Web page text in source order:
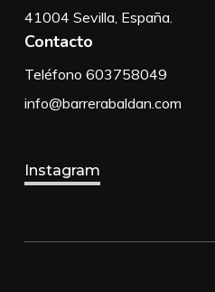
41004 Sevilla, España.
Contacto
Teléfono 603758049
info@barrerabaldan.com
Instagram